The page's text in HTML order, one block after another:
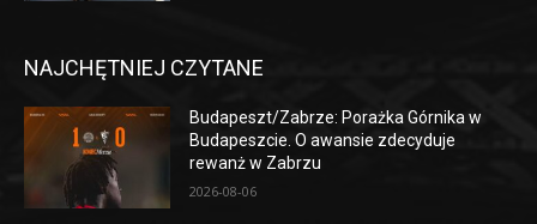
NAJCHĘTNIEJ CZYTANE
Budapeszt/Zabrze: Porażka Górnika w
Budapeszcie. O awansie zdecyduje
rewanż w Zabrzu
2026-08-06